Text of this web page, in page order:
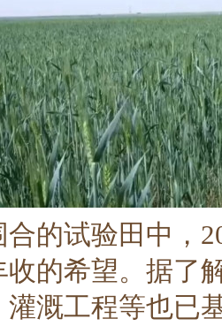
的试验田中，
的希望。据了
灌溉工程等也已